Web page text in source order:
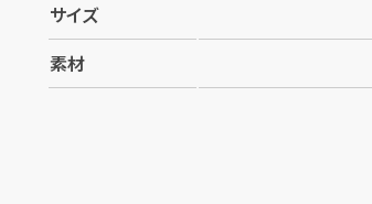
サイズ
素材